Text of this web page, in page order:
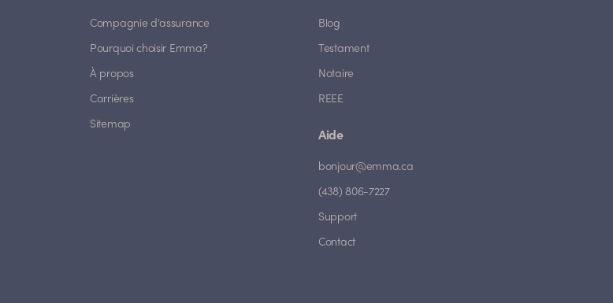
Compagnie d'assurance
Pourquoi choisir Emma?
À propos
Carrières
Sitemap
Blog
Testament
Notaire
REEE
Aide
bonjour@emma.ca
(438) 806-7227
Support
Contact